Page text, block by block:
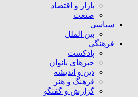
بازار و اقتصاد
صنعت
سیاسی
بین الملل
فرهنگی
پادکست
خبرهای بانوان
دین و اندیشه
فرهنگ و هنر
گزارش و گفتگو